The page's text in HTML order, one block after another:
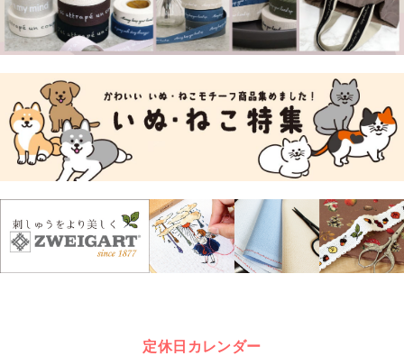
定休日カレンダー